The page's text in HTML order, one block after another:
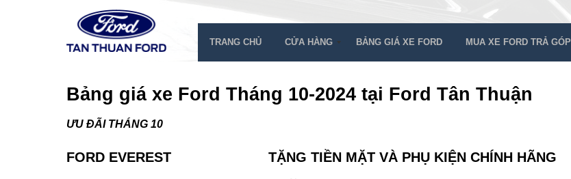
TRANG CHỦ CỬA HÀNG BẢNG GIÁ XE FORD MUA XE FORD TRẢ GÓP
Bảng giá xe Ford Tháng 10-2024 tại Ford Tân Thuận
ƯU ĐÃI THÁNG 10
FORD EVEREST TẶNG TIỀN MẶT VÀ PHỤ KIỆN CHÍNH HÃNG